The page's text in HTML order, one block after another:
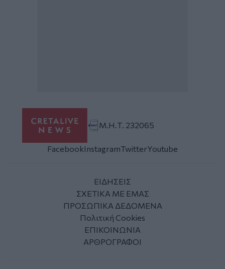
Μ.Η.Τ. 232065
FacebookInstagramTwitterYoutube
ΕΙΔΗΣΕΙΣ
ΣΧΕΤΙΚΑ ΜΕ ΕΜΑΣ
ΠΡΟΣΩΠΙΚΑ ΔΕΔΟΜΕΝΑ
Πολιτική Cookies
ΕΠΙΚΟΙΝΩΝΙΑ
ΑΡΘΡΟΓΡΑΦΟΙ